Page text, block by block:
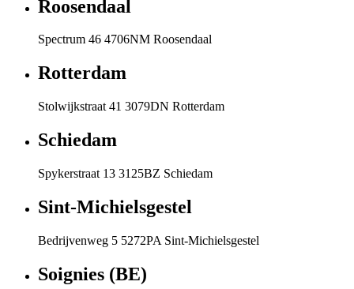
Roosendaal
Spectrum 46 4706NM Roosendaal
Rotterdam
Stolwijkstraat 41 3079DN Rotterdam
Schiedam
Spykerstraat 13 3125BZ Schiedam
Sint-Michielsgestel
Bedrijvenweg 5 5272PA Sint-Michielsgestel
Soignies (BE)